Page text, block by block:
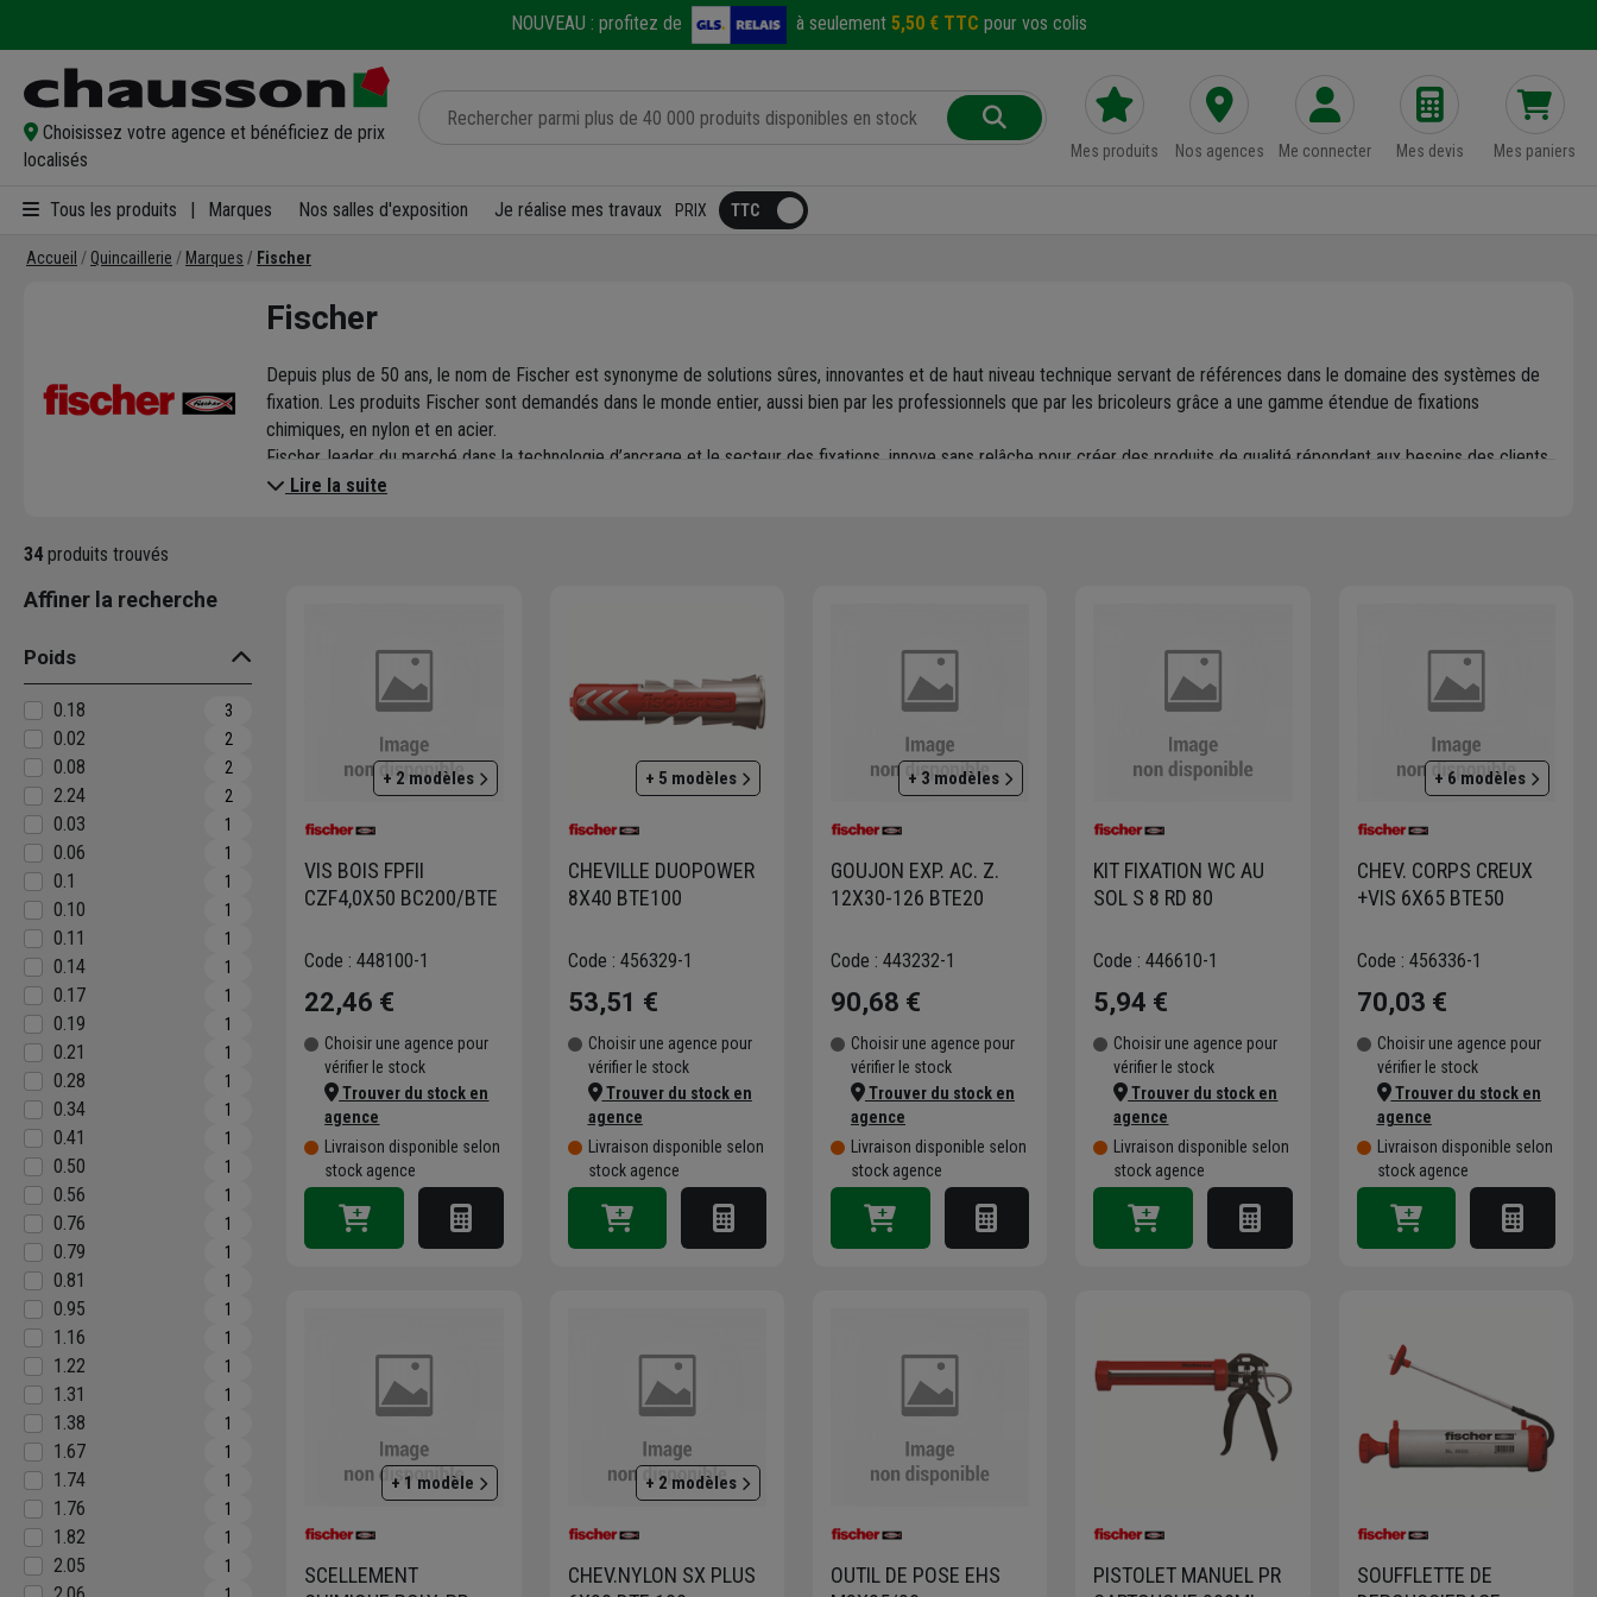
NOUVEAU : profitez de à seulement 5,50 € TTC pour vos colis
Choisissez votre agence et bénéficiez de prix
localisés
Mes produits Nos agences Me connecter Mes devis Mes paniers
Tous les produits Marques Nos salles d'exposition Je réalise mes travaux PRIX
Accueil Quincaillerie Marques Fischer
Fischer
Depuis plus de 50 ans, le nom de Fischer est synonyme de solutions sûres, innovantes et de haut niveau technique servant de références dans le domaine des systèmes de
fixation. Les produits Fischer sont demandés dans le monde entier, aussi bien par les professionnels que par les bricoleurs grâce a une gamme étendue de fixations
chimiques, en nylon et en acier.
Fischer, leader du marché dans la technologie d’ancrage et le secteur des fixations, innove sans relâche pour créer des produits de qualité répondant aux besoins des clients
tout en assurant leur sécurité.
Lire la suite
34 produits trouvés
Affiner la recherche
Poids
0.18 3
0.02 2
0.08 2
2.24 2
0.03 1
0.06 1
0.1 1
0.10 1
0.11 1
0.14 1
0.17 1
0.19 1
0.21 1
0.28 1
0.34 1
0.41 1
0.50 1
0.56 1
0.76 1
0.79 1
0.81 1
0.95 1
1.16 1
1.22 1
1.31 1
1.38 1
1.67 1
1.74 1
1.76 1
1.82 1
2.05 1
+ 2 modèles
VIS BOIS FPFII
CZF4,0X50 BC200/BTE
Code : 448100-1
22,46 €
Choisir une agence pour
vérifier le stock
Trouver du stock en
agence
Livraison disponible selon
stock agence
+ 5 modèles
CHEVILLE DUOPOWER
8X40 BTE100
Code : 456329-1
53,51 €
Choisir une agence pour
vérifier le stock
Trouver du stock en
agence
Livraison disponible selon
stock agence
+ 3 modèles
GOUJON EXP. AC. Z.
12X30-126 BTE20
Code : 443232-1
90,68 €
Choisir une agence pour
vérifier le stock
Trouver du stock en
agence
Livraison disponible selon
stock agence
KIT FIXATION WC AU
SOL S 8 RD 80
Code : 446610-1
5,94 €
Choisir une agence pour
vérifier le stock
Trouver du stock en
agence
Livraison disponible selon
stock agence
+ 6 modèles
CHEV. CORPS CREUX
+VIS 6X65 BTE50
Code : 456336-1
70,03 €
Choisir une agence pour
vérifier le stock
Trouver du stock en
agence
Livraison disponible selon
stock agence
+ 1 modèle
SCELLEMENT
+ 2 modèles
CHEV.NYLON SX PLUS
OUTIL DE POSE EHS
PISTOLET MANUEL PR
SOUFFLETTE DE